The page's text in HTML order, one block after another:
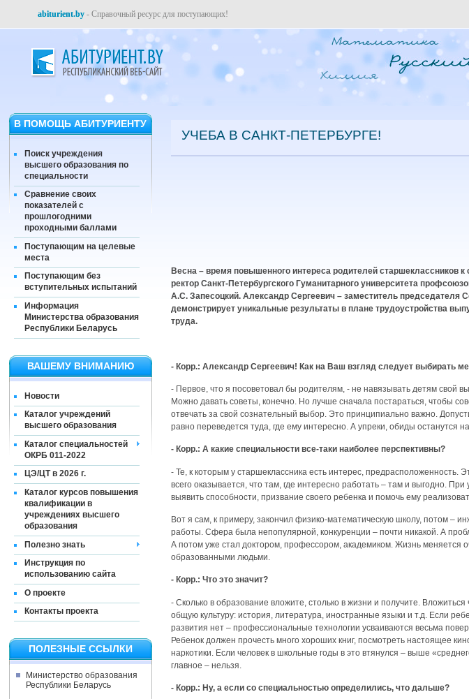
abiturient.by - Справочный ресурс для поступающих!
В ПОМОЩЬ АБИТУРИЕНТУ
Поиск учреждения
высшего образования по
специальности
Сравнение своих
показателей с
прошлогодними
проходными баллами
Поступающим на целевые
места
Поступающим без
вступительных испытаний
Информация
Министерства образования
Республики Беларусь
ВАШЕМУ ВНИМАНИЮ
Новости
Каталог учреждений
высшего образования
Каталог специальностей
ОКРБ 011-2022
ЦЭ/ЦТ в 2026 г.
Каталог курсов повышения
квалификации в
учреждениях высшего
образования
Полезно знать
Инструкция по
использованию сайта
О проекте
Контакты проекта
ПОЛЕЗНЫЕ ССЫЛКИ
Министерство образования
Республики Беларусь
УЧЕБА В САНКТ-ПЕТЕРБУРГЕ!
Весна – время повышенного интереса родителей старшеклассников
ректор Санкт-Петербургского Гуманитарного университета
А.С. Запесоцкий. Александр Сергеевич – заместитель председателя
демонстрирует уникальные результаты в плане трудоустройства
труда.
- Корр.: Александр Сергеевич! Как на Ваш взгляд следует выбирать
- Первое, что я посоветовал бы родителям, - не навязывать детям свой
Можно давать советы, конечно. Но лучше сначала постараться, чтобы
отвечать за свой сознательный выбор. Это принципиально важно.
равно переведется туда, где ему интересно. А упреки, обиды останутся
- Корр.: А какие специальности все-таки наиболее перспективны?
- Те, к которым у старшеклассника есть интерес,
всего оказывается, что там, где интересно работать – там и выгодно.
выявить способности, призвание своего ребенка и помочь ему
Вот я сам, к примеру, закончил физико-математическую школу, потом –
работы. Сфера была непопулярной, конкуренции – почти никакой. А
А потом уже стал доктором, профессором, академиком. Жизнь меняется
образованными людьми.
- Корр.: Что это значит?
- Сколько в образование вложите, столько в жизни и получите.
общую культуру: история, литература, иностранные языки и т.д. Если
развития нет – профессиональные технологии усваиваются весьма
Ребенок должен прочесть много хороших книг, посмотреть настоящее
наркотики. Если человек в школьные годы в это втянулся – выше
главное – нельзя.
- Корр.: Ну, а если со специальностью определились, что дальше?